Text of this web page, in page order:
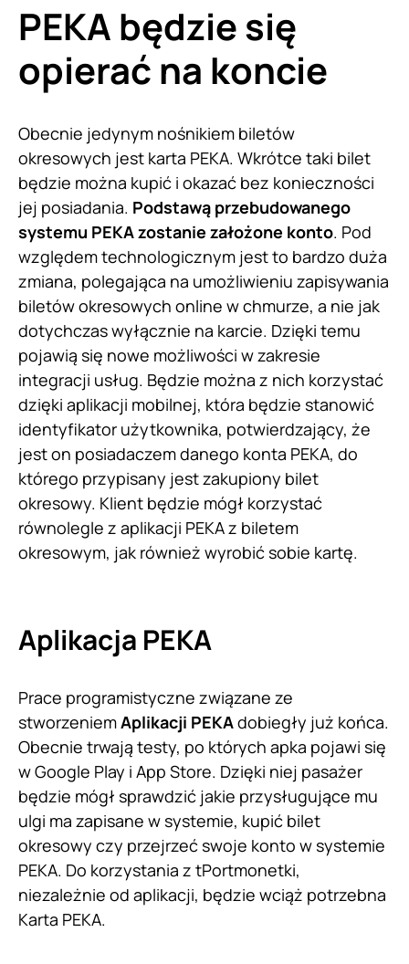
PEKA będzie się
opierać na koncie
Obecnie jedynym nośnikiem biletów
okresowych jest karta PEKA. Wkrótce taki bilet
będzie można kupić i okazać bez konieczności
jej posiadania. Podstawą przebudowanego
systemu PEKA zostanie założone konto. Pod
względem technologicznym jest to bardzo duża
zmiana, polegająca na umożliwieniu zapisywania
biletów okresowych online w chmurze, a nie jak
dotychczas wyłącznie na karcie. Dzięki temu
pojawią się nowe możliwości w zakresie
integracji usług. Będzie można z nich korzystać
dzięki aplikacji mobilnej, która będzie stanowić
identyfikator użytkownika, potwierdzający, że
jest on posiadaczem danego konta PEKA, do
którego przypisany jest zakupiony bilet
okresowy. Klient będzie mógł korzystać
równolegle z aplikacji PEKA z biletem
okresowym, jak również wyrobić sobie kartę.
Aplikacja PEKA
Prace programistyczne związane ze
stworzeniemAplikacji PEKAdobiegły już końca.
Obecnie trwają testy, po których apka pojawi się
w Google Play i App Store. Dzięki niej pasażer
będzie mógł sprawdzić jakie przysługujące mu
ulgi ma zapisane w systemie, kupić bilet
okresowy czy przejrzeć swoje konto w systemie
PEKA. Do korzystania z tPortmonetki,
niezależnie od aplikacji, będzie wciąż potrzebna
Karta PEKA.